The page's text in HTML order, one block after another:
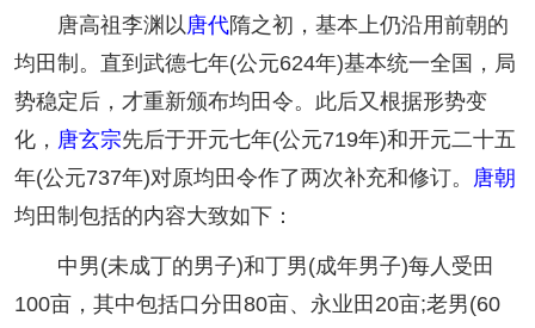
唐高祖李渊以 唐代隋之初，基本上仍沿用前朝的
均田制。直到武德七年(公元624年)基本统一全国，局
势稳定后，才重新颁布均田令。此后又根据形势变
化， 唐玄宗先后于开元七年(公元719年)和开元二十五
年(公元737年)对原均田令作了两次补充和修订。 唐朝
均田制包括的内容大致如下：
中男(未成丁的男子)和丁男(成年男子)每人受田
100亩，其中包括口分田80亩、永业田20亩;老男(60